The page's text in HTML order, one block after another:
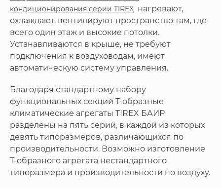
кондиционирования серии TIREX нагревают,
охлаждают, вентилируют пространство там, где
всего один этаж и высокие потолки.
Устанавливаются в крыше, не требуют
подключения к воздуховодам, имеют
автоматическую систему управления.
Благодаря стандартному набору
функциональных секций Т-образные
климатические агрегаты TIREX БАИР
разделены на пять серий, в каждой из которых
девять типоразмеров, различающихся по
производительности. Возможно изготовление
T-образного агрегата нестандартного
типоразмера и производительности по воздуху.